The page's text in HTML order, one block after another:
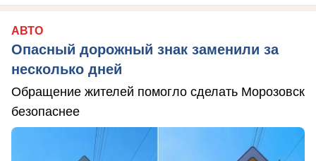
АВТО
Опасный дорожный знак заменили за
несколько дней
Обращение жителей помогло сделать Морозовск
безопаснее